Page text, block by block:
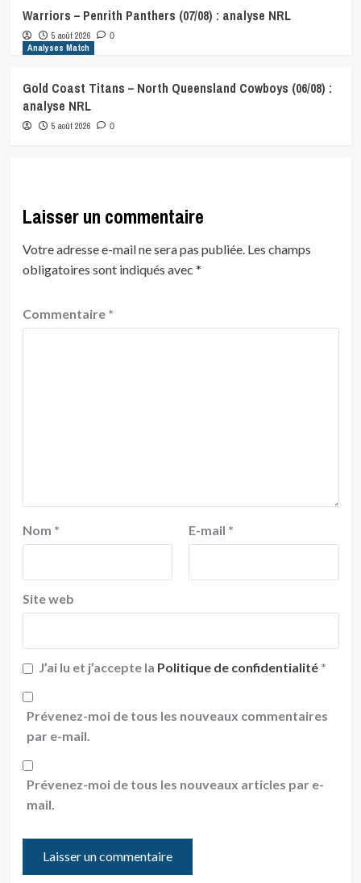
Warriors – Penrith Panthers (07/08) : analyse NRL
5 août 2026 0
Analyses Match
Gold Coast Titans – North Queensland Cowboys (06/08) :
analyse NRL
5 août 2026 0
Laisser un commentaire
Votre adresse e-mail ne sera pas publiée. Les champs
obligatoires sont indiqués avec *
Commentaire *
Nom * E-mail *
Site web
J’ai lu et j’accepte la Politique de confidentialité *
Prévenez-moi de tous les nouveaux commentaires
par e-mail.
Prévenez-moi de tous les nouveaux articles par e-
mail.